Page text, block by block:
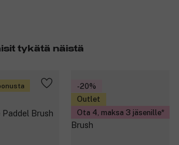
tykätä näistä
-20%
Outlet
Ota 4, maksa 3 jäsenille